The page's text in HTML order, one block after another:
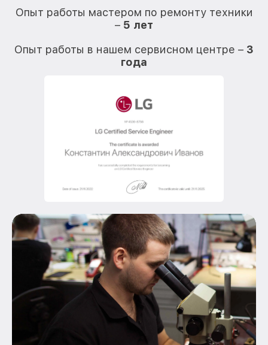
Опыт работы мастером по ремонту техники
– 5 лет
Опыт работы в нашем сервисном центре – 3
года